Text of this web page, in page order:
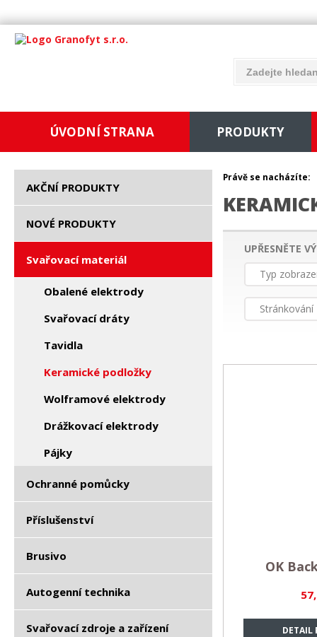
ÚVODNÍ STRANA PRODUKTY
AKČNÍ PRODUKTY
NOVÉ PRODUKTY
Svařovací materiál
Obalené elektrody
Svařovací dráty
Tavidla
Keramické podložky
Wolframové elektrody
Drážkovací elektrody
Pájky
Ochranné pomůcky
Příslušenství
Brusivo
Autogenní technika
Svařovací zdroje a zařízení
Právě se nacházíte:
UPŘESNĚTE
Typ
Stránkování
DETAIL
OK